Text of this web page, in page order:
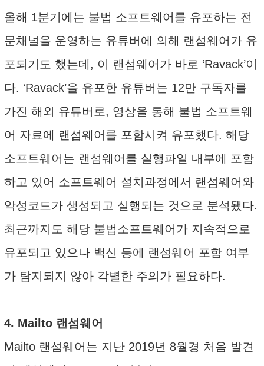
올해 1분기에는 불법 소프트웨어를 유포하는 전
문채널을 운영하는 유튜버에 의해 랜섬웨어가 유
포되기도 했는데, 이 랜섬웨어가 바로 ‘Ravack’이
다. ‘Ravack’을 유포한 유튜버는 12만 구독자를
가진 해외 유튜버로, 영상을 통해 불법 소프트웨
어 자료에 랜섬웨어를 포함시켜 유포했다. 해당
소프트웨어는 랜섬웨어를 실행파일 내부에 포함
하고 있어 소프트웨어 설치과정에서 랜섬웨어와
악성코드가 생성되고 실행되는 것으로 분석됐다.
최근까지도 해당 불법소프트웨어가 지속적으로
유포되고 있으나 백신 등에 랜섬웨어 포함 여부
가 탐지되지 않아 각별한 주의가 필요하다.
4. Mailto 랜섬웨어
Mailto 랜섬웨어는 지난 2019년 8월경 처음 발견